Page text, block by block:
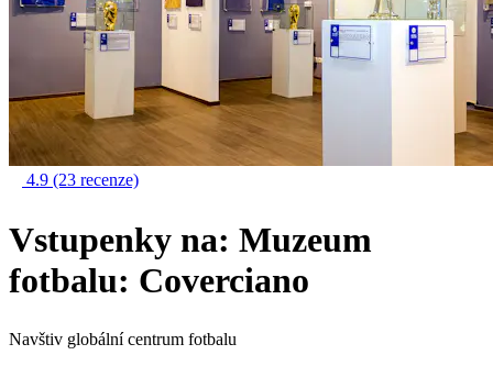
4.9 (23 recenze)
Vstupenky na: Muzeum
fotbalu: Coverciano
Navštiv globální centrum fotbalu